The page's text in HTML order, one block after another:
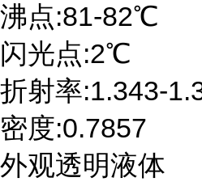
沸点:81-82℃
闪光点:2℃
折射率:1.343-
密度:0.7857
外观透明液体